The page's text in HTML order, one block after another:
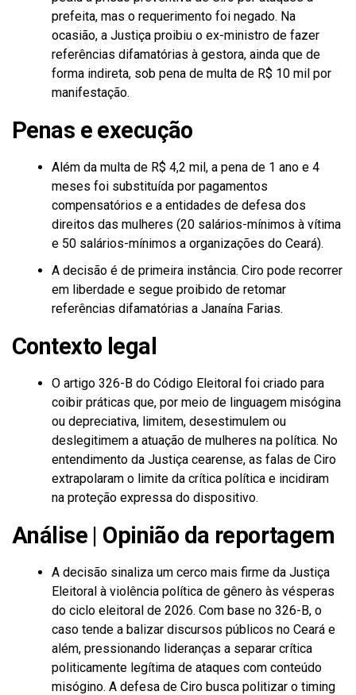
prefeita, mas o requerimento foi negado. Na
ocasião, a Justiça proibiu o ex-ministro de fazer
referências difamatórias à gestora, ainda que de
forma indireta, sob pena de multa de R$ 10 mil por
manifestação.
Penas e execução
Além da multa de R$ 4,2 mil, a pena de 1 ano e 4
meses foi substituída por pagamentos
compensatórios e a entidades de defesa dos
direitos das mulheres (20 salários-mínimos à vítima
e 50 salários-mínimos a organizações do Ceará).
A decisão é de primeira instância. Ciro pode recorrer
em liberdade e segue proibido de retomar
referências difamatórias a Janaína Farias.
Contexto legal
O artigo 326-B do Código Eleitoral foi criado para
coibir práticas que, por meio de linguagem misógina
ou depreciativa, limitem, desestimulem ou
deslegitimem a atuação de mulheres na política. No
entendimento da Justiça cearense, as falas de Ciro
extrapolaram o limite da crítica política e incidiram
na proteção expressa do dispositivo.
Análise | Opinião da reportagem
A decisão sinaliza um cerco mais firme da Justiça
Eleitoral à violência política de gênero às vésperas
do ciclo eleitoral de 2026. Com base no 326-B, o
caso tende a balizar discursos públicos no Ceará e
além, pressionando lideranças a separar crítica
politicamente legítima de ataques com conteúdo
misógino. A defesa de Ciro busca politizar o timing